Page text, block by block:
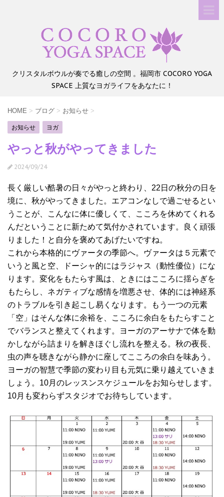
クリスタルボウルが奏でる癒しの空間 。福岡市 COCORO YOGA
SPACE 上質なヨガライフをあなたに！
HOME > ブログ > お知らせ >
お知らせ ヨガ
やっと秋がやってきました
2024/09/24
長く厳しい酷暑の日々がやっと終わり、22日の秋分の日を
境に、秋がやってきました。エアコンなしで過ごせるとい
うことが、こんなに体に優しくて、こころを休めてくれる
んだということに新ためて気付かされています。良く頑張
りました！と自分を褒めてあげたいですね。
これから本格的にヴァータの季節へ。ヴァータは５元素で
いうと風と空、ドーシャ的にはラジャス（動性優位）にな
ります。変化をもたらす風は、ときにはこころに揺らぎを
もたらし、ネガティブな感情を増悪させ、体的には神経系
のトラブルを引き起こし易くなります。もう一つの元素
「空」はそんな体に余裕を、こころに余白をもたらすこと
でバランスと整えてくれます。ヨーガのアーサナで体を動
かしながら詰まりを解きほぐし流れを整える。秋の夜長、
虫の声を聴きながら静かに座してこころの余白を味あう。
ヨーガの智慧で季節の変わり目も元気に乗り越えていきま
しょう。10月のレッスンスケジュールをお知らせします。
10月も変わらずスタジオでお待ちしています。